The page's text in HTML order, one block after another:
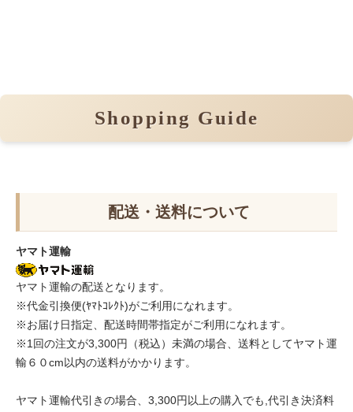
Shopping Guide
配送・送料について
ヤマト運輸
ヤマト運輸の配送となります。
※代金引換便(ﾔﾏﾄｺﾚｸﾄ)がご利用になれます。
※お届け日指定、配送時間帯指定がご利用になれます。
※1回の注文が3,300円（税込）未満の場合、送料としてヤマト運
輸６０cm以内の送料がかかります。
ヤマト運輸代引きの場合、3,300円以上の購入でも,代引き決済料